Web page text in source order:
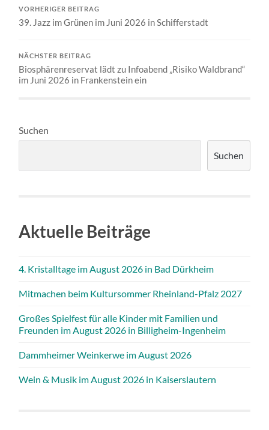
VORHERIGER BEITRAG
39. Jazz im Grünen im Juni 2026 in Schifferstadt
NÄCHSTER BEITRAG
Biosphärenreservat lädt zu Infoabend „Risiko Waldbrand“
im Juni 2026 in Frankenstein ein
Suchen
Suchen
Aktuelle Beiträge
4. Kristalltage im August 2026 in Bad Dürkheim
Mitmachen beim Kultursommer Rheinland-Pfalz 2027
Großes Spielfest für alle Kinder mit Familien und
Freunden im August 2026 in Billigheim-Ingenheim
Dammheimer Weinkerwe im August 2026
Wein & Musik im August 2026 in Kaiserslautern